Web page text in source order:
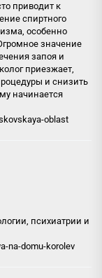
приводит к
спиртного
особенно
значение
запоя и
приезжает,
и снизить
начинается
oblast
психиатрии и
na-domu-korolev